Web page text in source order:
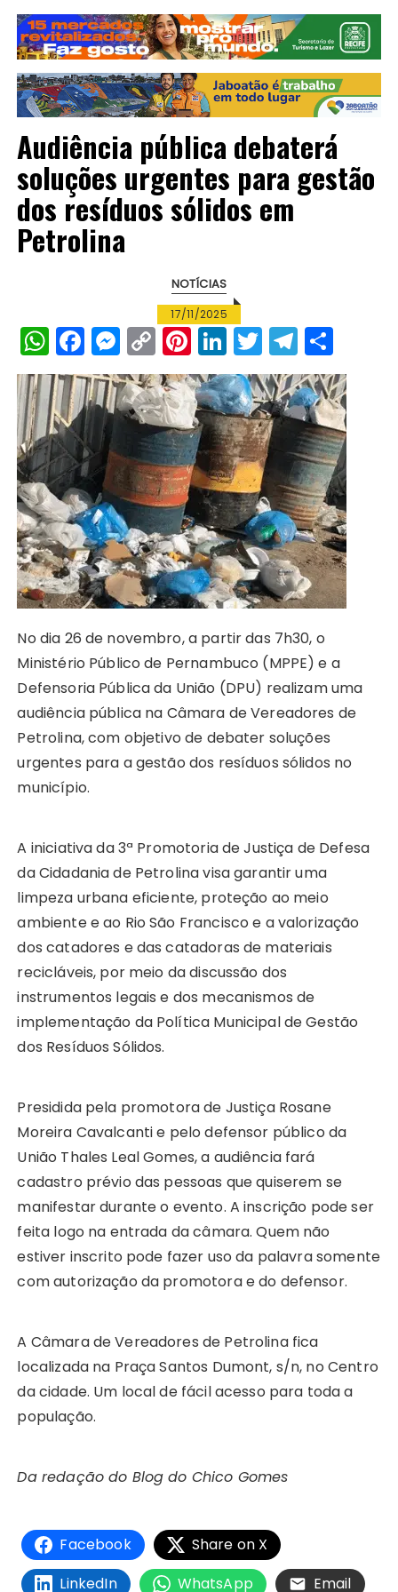
Audiência pública debaterá
soluções urgentes para gestão
dos resíduos sólidos em
Petrolina
NOTÍCIAS
17/11/2025
W
h
a
ts
A
p
p
F
a
c
e
b
o
o
k
M
e
s
s
e
n
g
er
C
o
p
y
Li
n
k
Pi
n
te
re
st
Li
n
k
e
dI
n
T
w
it
te
r
T
el
e
g
r
a
m
h
a
re
No dia 26 de novembro, a partir das 7h30, o
Ministério Público de Pernambuco (MPPE) e a
Defensoria Pública da União (DPU) realizam uma
audiência pública na Câmara de Vereadores de
Petrolina, com objetivo de debater soluções
urgentes para a gestão dos resíduos sólidos no
município.
A iniciativa da 3ª Promotoria de Justiça de Defesa
da Cidadania de Petrolina visa garantir uma
limpeza urbana eficiente, proteção ao meio
ambiente e ao Rio São Francisco e a valorização
dos catadores e das catadoras de materiais
recicláveis, por meio da discussão dos
instrumentos legais e dos mecanismos de
implementação da Política Municipal de Gestão
dos Resíduos Sólidos.
Presidida pela promotora de Justiça Rosane
Moreira Cavalcanti e pelo defensor público da
União Thales Leal Gomes, a audiência fará
cadastro prévio das pessoas que quiserem se
manifestar durante o evento. A inscrição pode ser
feita logo na entrada da câmara. Quem não
estiver inscrito pode fazer uso da palavra somente
com autorização da promotora e do defensor.
A Câmara de Vereadores de Petrolina fica
localizada na Praça Santos Dumont, s/n, no Centro
da cidade. Um local de fácil acesso para toda a
população.
Da redação do Blog do Chico Gomes
Facebook
Share on X
LinkedIn
WhatsApp
Email